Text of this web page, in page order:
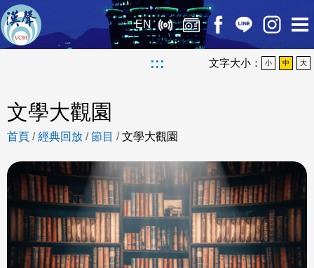
EN
::: 文字大小： 小 中 大
文學大觀園
首頁 /經典回放 /節目 /文學大觀園